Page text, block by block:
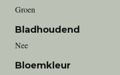
Groen
Bladhoudend
Nee
Bloemkleur